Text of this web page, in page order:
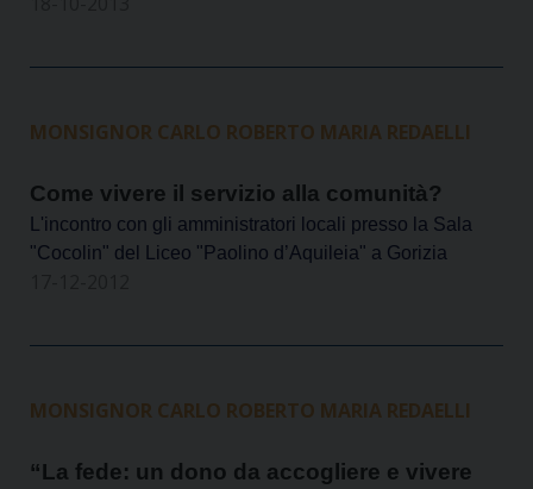
MONSIGNOR CARLO ROBERTO MARIA REDAELLI
Come vivere il servizio alla comunità?
L'incontro con gli amministratori locali presso la Sala
"Cocolin" del Liceo "Paolino d’Aquileia" a Gorizia
MONSIGNOR CARLO ROBERTO MARIA REDAELLI
“La fede: un dono da accogliere e vivere